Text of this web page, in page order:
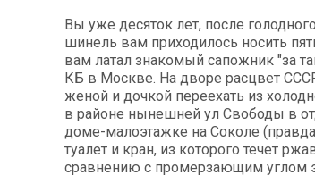
Вы уже десяток лет, после
шинель вам приходилось носить
вам латал знакомый сапожник "за
КБ в Москве. На дворе расцвет
женой и дочкой переехать из
в районе нынешней ул Свободы в
доме-малоэтажке на Соколе
туалет и кран, из которого течет
сравнению с промерзающим углом